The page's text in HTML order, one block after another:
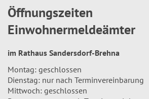
Öffnungszeiten
Einwohnermeldeämter
im Rathaus Sandersdorf-Brehna
Montag: geschlossen
Dienstag: nur nach Terminvereinbarung
Mittwoch: geschlossen